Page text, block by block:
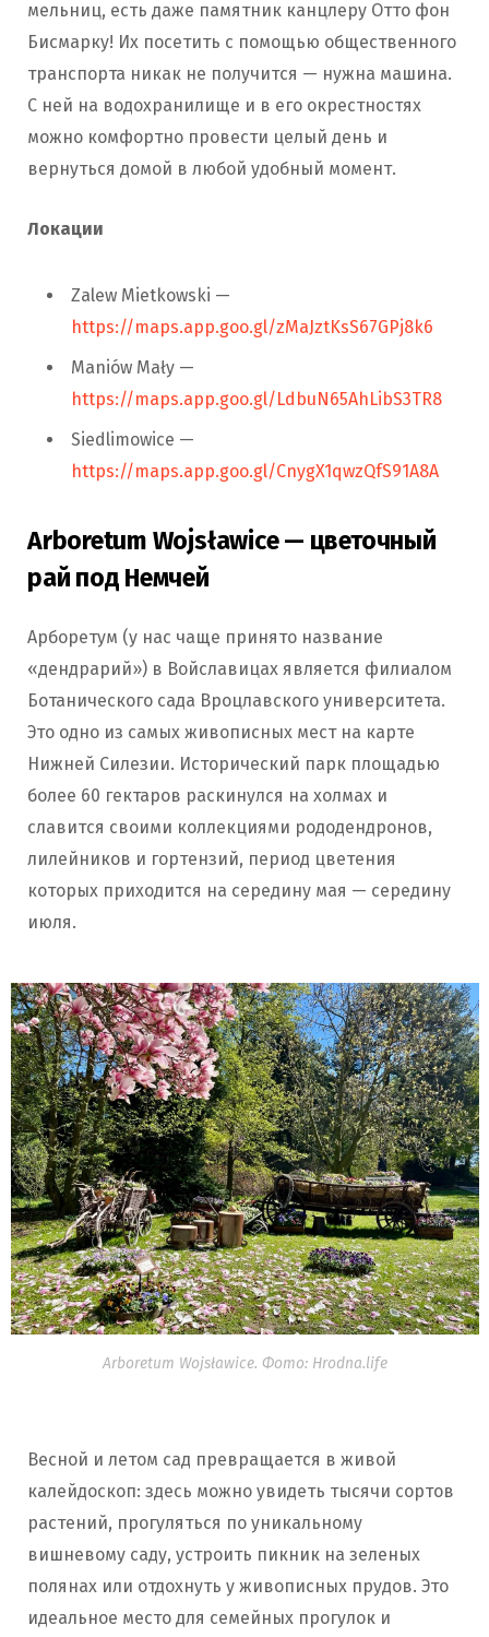
мельниц, есть даже памятник канцлеру Отто фон
Бисмарку! Их посетить с помощью общественного
транспорта никак не получится — нужна машина.
С ней на водохранилище и в его окрестностях
можно комфортно провести целый день и
вернуться домой в любой удобный момент.
Локации
Zalew Mietkowski —
https://maps.app.goo.gl/zMaJztKsS67GPj8k6
Maniów Mały —
https://maps.app.goo.gl/LdbuN65AhLibS3TR8
Siedlimowice —
https://maps.app.goo.gl/CnygX1qwzQfS91A8A
Arboretum Wojsławice — цветочный
рай под Немчей
Арборетум (у нас чаще принято название
«дендрарий») в Войславицах является филиалом
Ботанического сада Вроцлавского университета.
Это одно из самых живописных мест на карте
Нижней Силезии. Исторический парк площадью
более 60 гектаров раскинулся на холмах и
славится своими коллекциями рододендронов,
лилейников и гортензий, период цветения
которых приходится на середину мая — середину
июля.
Arboretum Wojsławice. Фото: Hrodna.life
Весной и летом сад превращается в живой
калейдоскоп: здесь можно увидеть тысячи сортов
растений, прогуляться по уникальному
вишневому саду, устроить пикник на зеленых
полянах или отдохнуть у живописных прудов. Это
идеальное место для семейных прогулок и